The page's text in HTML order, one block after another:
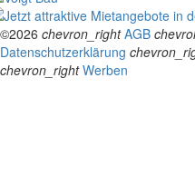
©2026 chevron_right AGB
Datenschutzerklärung
chevron_right Werben